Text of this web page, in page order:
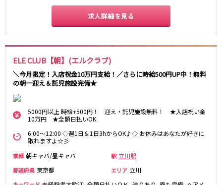
求人詳細を見る
ELE CLUB【朝】(エルクラブ)
＼今月限定！入店祝金10万円支給！／さらに時給500円UP中！無料
の朝一迎え＆託児施設完備★
5000円以上 時給+500円！ 迎え・託児施設無料！ ★入店祝い金
10万円 ★全額日払いOK
6:00～12:00 ◇週1日＆1日3hからOK♪◇ お休みはあなたが好きに
取れますよ☆彡
業種 朝キャバ/昼キャバ 駅 立川駅
都道府県 東京都 エリア 立川
綾瀬駅
西日暮里駅
都営新宿線
本八幡駅
住吉駅
新宿三丁目駅
瑞江駅
一之江駅
船堀駅
つくばエクスプレス